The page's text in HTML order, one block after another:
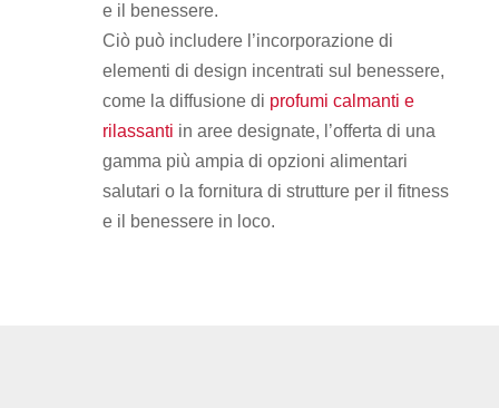
e il benessere.
Ciò può includere l’incorporazione di
elementi di design incentrati sul benessere,
come la diffusione di profumi calmanti e
rilassanti in aree designate, l’offerta di una
gamma più ampia di opzioni alimentari
salutari o la fornitura di strutture per il fitness
e il benessere in loco.